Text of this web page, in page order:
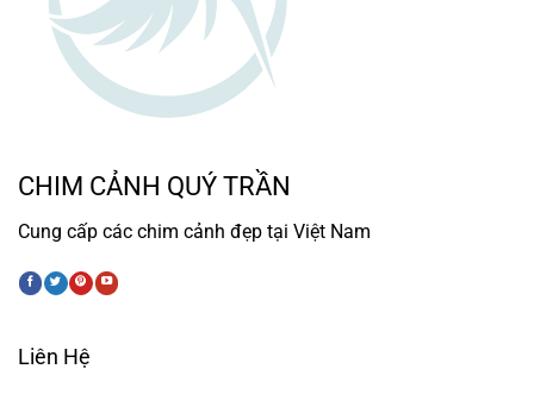
CHIM CẢNH QUÝ TRẦN
Cung cấp các chim cảnh đẹp tại Việt Nam
Liên Hệ